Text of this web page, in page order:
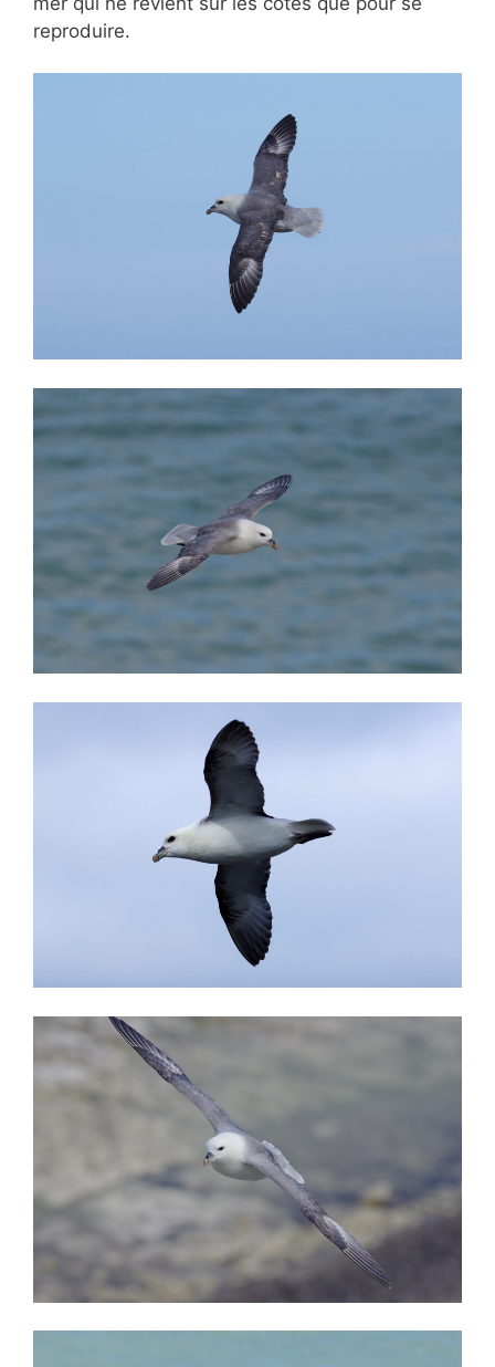
reproduire.